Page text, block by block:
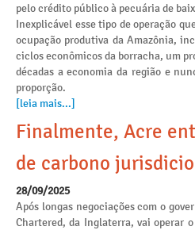
pelo crédito público à pecuária de
Inexplicável esse tipo de operação
ocupação produtiva da Amazônia,
ciclos econômicos da borracha, um
décadas a economia da região e
proporção.
[leia mais...]
Finalmente, Acre
de carbono
28/09/2025
Após longas negociações com o
Chartered, da Inglaterra, vai operar